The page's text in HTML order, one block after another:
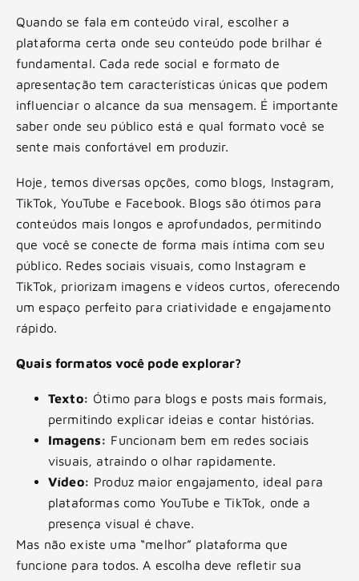
Quando se fala em conteúdo viral, escolher a
plataforma certa onde seu conteúdo pode brilhar é
fundamental. Cada rede social e formato de
apresentação tem características únicas que podem
influenciar o alcance da sua mensagem. É importante
saber onde seu público está e qual formato você se
sente mais confortável em produzir.
Hoje, temos diversas opções, como blogs, Instagram,
TikTok, YouTube e Facebook. Blogs são ótimos para
conteúdos mais longos e aprofundados, permitindo
que você se conecte de forma mais íntima com seu
público. Redes sociais visuais, como Instagram e
TikTok, priorizam imagens e vídeos curtos, oferecendo
um espaço perfeito para criatividade e engajamento
rápido.
Quais formatos você pode explorar?
Texto: Ótimo para blogs e posts mais formais,
permitindo explicar ideias e contar histórias.
Imagens: Funcionam bem em redes sociais
visuais, atraindo o olhar rapidamente.
Vídeo: Produz maior engajamento, ideal para
plataformas como YouTube e TikTok, onde a
presença visual é chave.
Mas não existe uma “melhor” plataforma que
funcione para todos. A escolha deve refletir sua